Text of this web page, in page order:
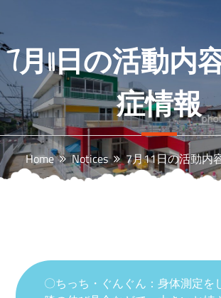
content
7月11日の活動内
症情報
Home Notices 7月11日の活動内
〇ちっち・ぐんぐん：身体測定を